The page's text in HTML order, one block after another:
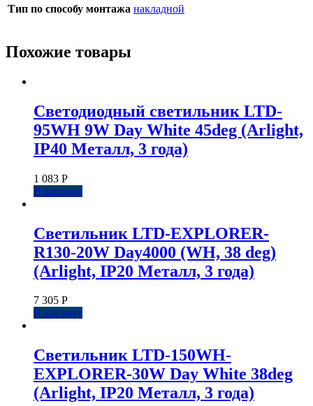
Тип по способу монтажа накладной
Похожие товары
Светодиодный светильник LTD-
95WH 9W Day White 45deg (Arlight,
IP40 Металл, 3 года)
1 083 Р
В корзину
Светильник LTD-EXPLORER-
R130-20W Day4000 (WH, 38 deg)
(Arlight, IP20 Металл, 3 года)
7 305 Р
В корзину
Светильник LTD-150WH-
EXPLORER-30W Day White 38deg
(Arlight, IP20 Металл, 3 года)